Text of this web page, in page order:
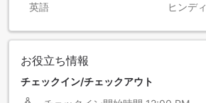
英語 ヒンデ
お役立ち情報
チェックイン/チェックアウト